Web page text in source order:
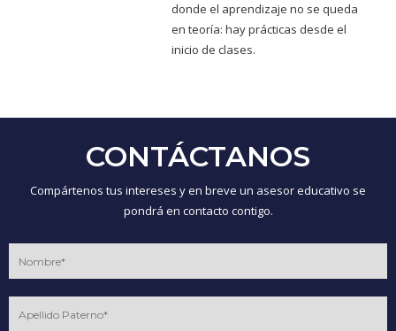
donde el aprendizaje no se queda
en teoría: hay prácticas desde el
inicio de clases.
CONTÁCTANOS
Compártenos tus intereses y en breve un asesor educativo se
pondrá en contacto contigo.